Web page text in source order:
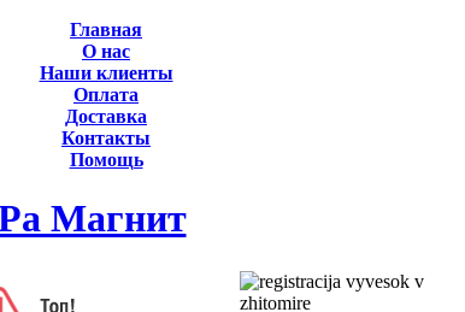
Главная
О нас
Наши клиенты
Оплата
Доставка
Контакты
Помощь